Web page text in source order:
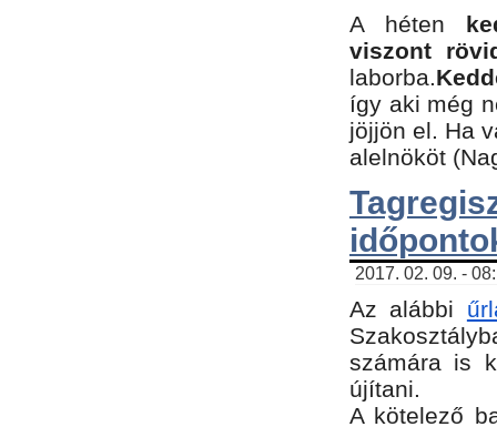
A héten
viszont
laborba.
így aki még
jöjjön el. Ha
alelnököt
2017. 02. 09. -
Az alábbi
számára is
újítani.
​A kötelező